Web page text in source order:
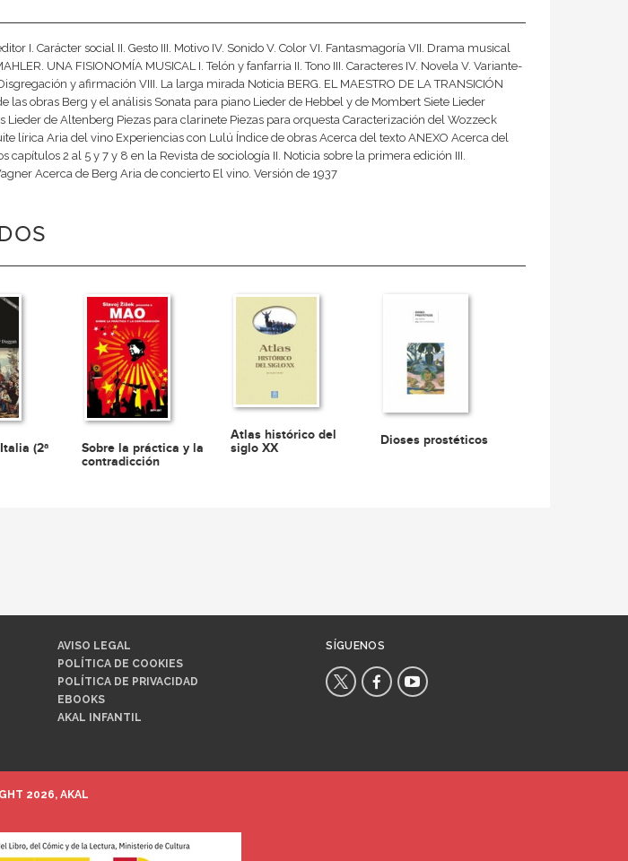
I. Carácter social II. Gesto III. Motivo IV. Sonido V. Color VI. Fantasmagoría VII. Drama musical
UNA FISIONOMÍA MUSICAL I. Telón y fanfarria II. Tono III. Caracteres IV. Novela V. Variante-
y afirmación VIII. La larga mirada Noticia BERG. EL MAESTRO DE LA TRANSICIÓN
las obras Berg y el análisis Sonata para piano Lieder de Hebbel y de Mombert Siete Lieder
de Altenberg Piezas para clarinete Piezas para orquesta Caracterización del Wozzeck
lírica Aria del vino Experiencias con Lulú Índice de obras Acerca del texto ANEXO Acerca del
capítulos 2 al 5 y 7 y 8 en la Revista de sociología II. Noticia sobre la primera edición III.
Acerca de Berg Aria de concierto El vino. Versión de 1937
(2ª
Sobre la práctica y la
contradicción
Atlas histórico del
siglo XX
Dioses prostéticos
AVISO LEGAL
POLÍTICA DE COOKIES
POLÍTICA DE PRIVACIDAD
EBOOKS
AKAL INFANTIL
SÍGUENOS
2026, AKAL